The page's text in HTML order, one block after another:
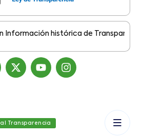
histórica de Transparencia
Transparencia